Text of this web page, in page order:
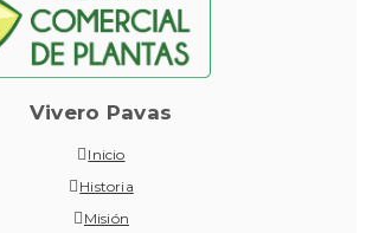
Vivero Pavas
Inicio
Historia
Misión